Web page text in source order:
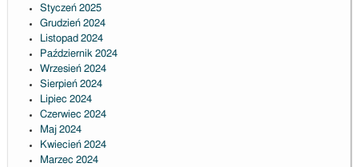
Styczeń 2025
Grudzień 2024
Listopad 2024
Październik 2024
Wrzesień 2024
Sierpień 2024
Lipiec 2024
Czerwiec 2024
Maj 2024
Kwiecień 2024
Marzec 2024